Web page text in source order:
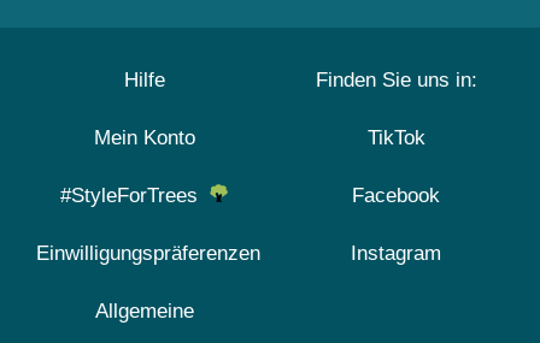
Hilfe
Mein Konto
#StyleForTrees
Einwilligungspräferenzen
Allgemeine
Finden Sie uns in:
TikTok
Facebook
Instagram